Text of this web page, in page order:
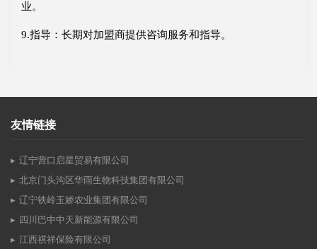
业。
9.指导：长期对加盟商提供咨询服务和指导。
友情链接
辽宁营口启星贸易有限公司
北京门头沟区华雨生物科技集团有限公司
辽宁铁岭玉娇农业集团有限公司
四川巴中中天新能源有限公司
江西祺祥保险有限公司